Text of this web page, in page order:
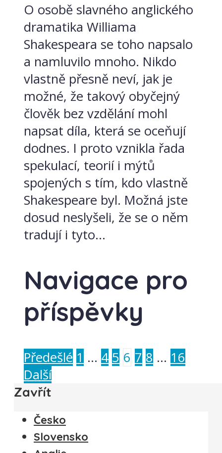
O osobě slavného anglického
dramatika Williama
Shakespeara se toho napsalo
a namluvilo mnoho. Nikdo
vlastně přesně neví, jak je
možné, že takový obyčejný
člověk bez vzdělání mohl
napsat díla, která se oceňují
dodnes. I proto vznikla řada
spekulací, teorií i mýtů
spojených s tím, kdo vlastně
Shakespeare byl. Možná jste
dosud neslyšeli, že se o něm
tradují i tyto...
Navigace pro
příspěvky
Předešlé 1 … 4 5 6 7 8 … 16
Další
Zavřít
Česko
Slovensko